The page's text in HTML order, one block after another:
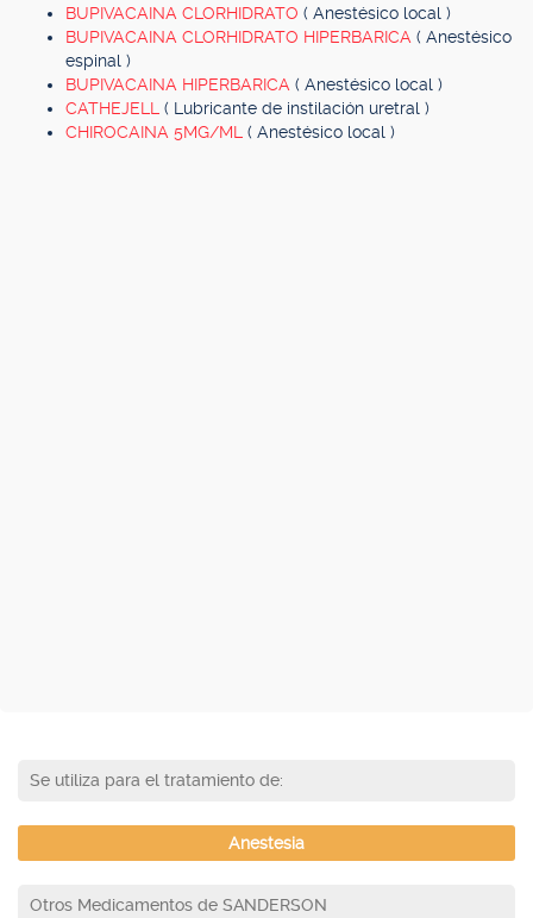
BUPIVACAINA CLORHIDRATO ( Anestésico local )
BUPIVACAINA CLORHIDRATO HIPERBARICA ( Anestésico
espinal )
BUPIVACAINA HIPERBARICA ( Anestésico local )
CATHEJELL ( Lubricante de instilación uretral )
CHIROCAINA 5MG/ML ( Anestésico local )
Se utiliza para el tratamiento de:
Anestesia
Otros Medicamentos de SANDERSON